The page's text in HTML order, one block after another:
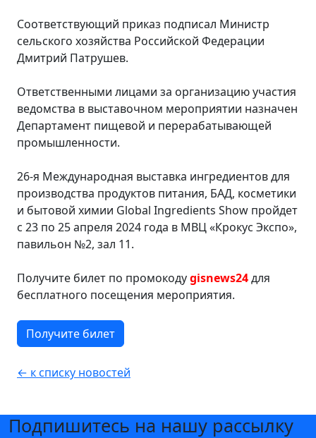
Соответствующий приказ подписал Министр
сельского хозяйства Российской Федерации
Дмитрий Патрушев.
Ответственными лицами за организацию участия
ведомства в выставочном мероприятии назначен
Департамент пищевой и перерабатывающей
промышленности.
26-я Международная выставка ингредиентов для
производства продуктов питания, БАД, косметики
и бытовой химии Global Ingredients Show пройдет
с 23 по 25 апреля 2024 года в МВЦ «Крокус Экспо»,
павильон №2, зал 11.
Получите билет по промокодуgisnews24для
бесплатного посещения мероприятия.
Получите билет
← к списку новостей
Подпишитесь на нашу рассылку